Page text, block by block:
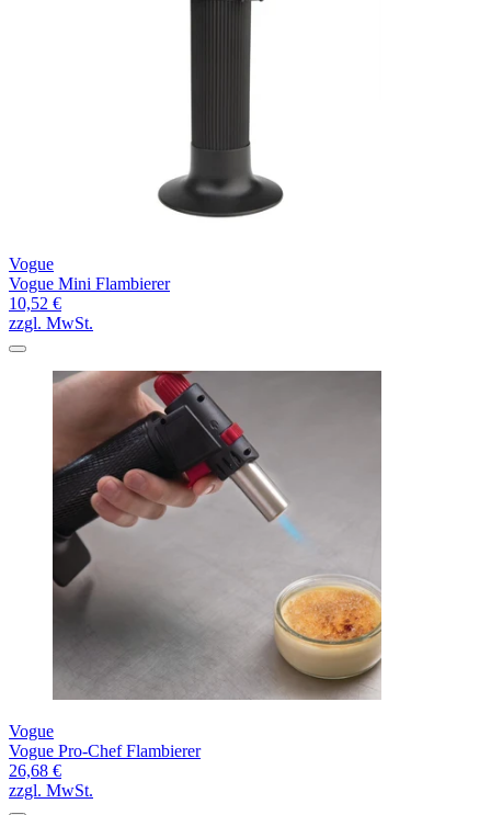
Vogue
Vogue Mini Flambierer
10,52 €
zzgl. MwSt.
Vogue
Vogue Pro-Chef Flambierer
26,68 €
zzgl. MwSt.